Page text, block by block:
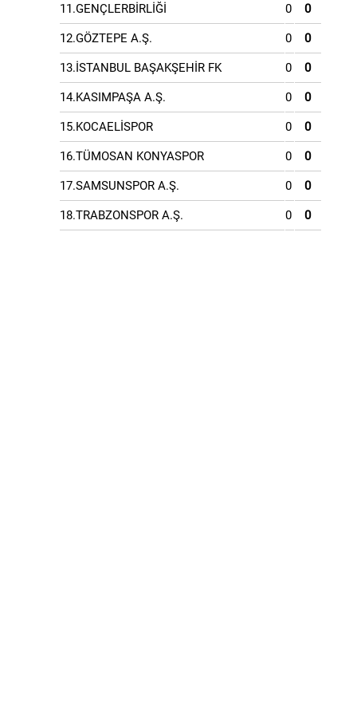
11.GENÇLERBİRLİĞİ 0 0
12.GÖZTEPE A.Ş. 0 0
13.İSTANBUL BAŞAKŞEHİR FK 0 0
14.KASIMPAŞA A.Ş. 0 0
15.KOCAELİSPOR 0 0
16.TÜMOSAN KONYASPOR 0 0
17.SAMSUNSPOR A.Ş. 0 0
18.TRABZONSPOR A.Ş. 0 0